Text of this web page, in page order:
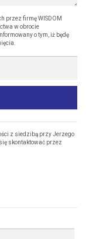
przez firmę WISDOM
w obrocie
o tym, iż będę
z siedzibą przy Jerzego
skontaktować przez